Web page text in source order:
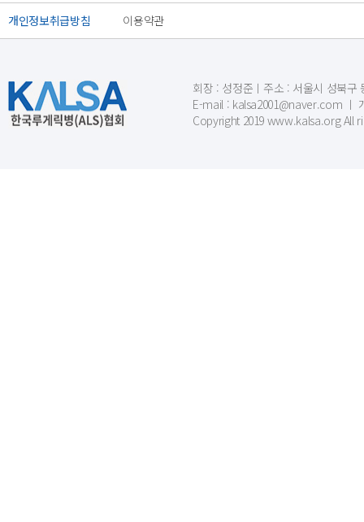
개인정보취급방침 이용약관
회장 : 성정준ㅣ주소 : 서울시 성북구
E-mail : kalsa2001@naver.com ㅣ
Copyright 2019 www.kalsa.org All